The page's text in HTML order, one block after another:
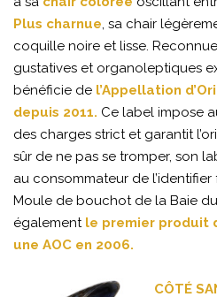
Plus charnue , sa chair
coquille noire et lisse.
gustatives et organoleptiques
bénéficie de l’Appellation
depuis 2011. Ce label impose
des charges strict et garantit
sûr de ne pas se tromper, son
au consommateur de
Moule de bouchot de la Baie
également le premier produit
une AOC en 2006.
CÔTÉ